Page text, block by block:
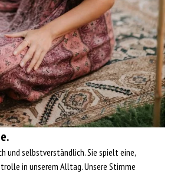
und selbstverständlich. Sie spielt eine,
in unserem Alltag. Unsere Stimme